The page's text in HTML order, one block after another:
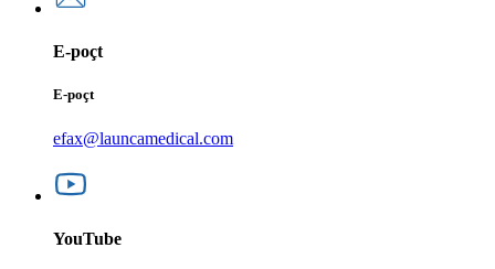
E-poçt
E-poçt
efax@launcamedical.com
YouTube